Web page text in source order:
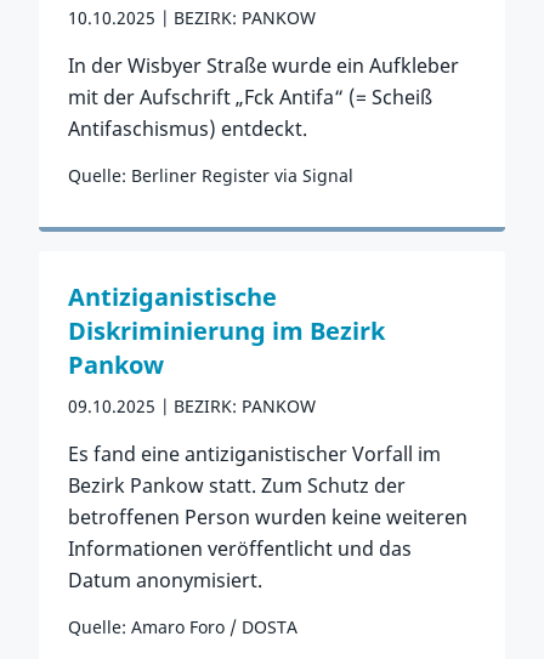
10.10.2025 BEZIRK: PANKOW
In der Wisbyer Straße wurde ein Aufkleber
mit der Aufschrift „Fck Antifa“ (= Scheiß
Antifaschismus) entdeckt.
Quelle: Berliner Register via Signal
Zum Vorfall
Antiziganistische
Diskriminierung im Bezirk
Pankow
09.10.2025 BEZIRK: PANKOW
Es fand eine antiziganistischer Vorfall im
Bezirk Pankow statt. Zum Schutz der
betroffenen Person wurden keine weiteren
Informationen veröffentlicht und das
Datum anonymisiert.
Quelle: Amaro Foro / DOSTA